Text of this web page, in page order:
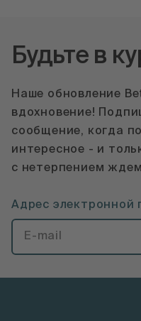
Будьте в
Наше обновление
вдохновение!
сообщение, когда
интересное - и
с нетерпением
Адрес электронной